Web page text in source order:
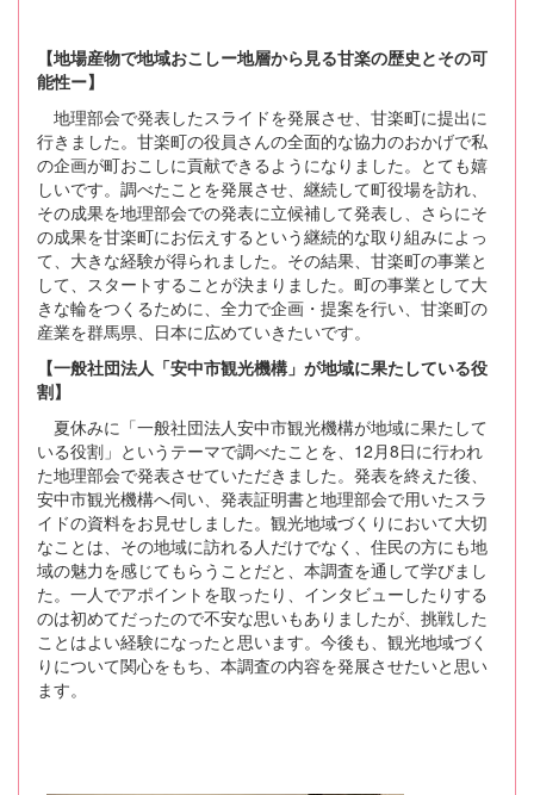
【地場産物で地域おこしー地層から見る甘楽の歴史とその可
能性ー】
地理部会で発表したスライドを発展させ、甘楽町に提出に
行きました。甘楽町の役員さんの全面的な協力のおかげで私
の企画が町おこしに貢献できるようになりました。とても嬉
しいです。調べたことを発展させ、継続して町役場を訪れ、
その成果を地理部会での発表に立候補して発表し、さらにそ
の成果を甘楽町にお伝えするという継続的な取り組みによっ
て、大きな経験が得られました。その結果、甘楽町の事業と
して、スタートすることが決まりました。町の事業として大
きな輪をつくるために、全力で企画・提案を行い、甘楽町の
産業を群馬県、日本に広めていきたいです。
【一般社団法人「安中市観光機構」が地域に果たしている役
割】
夏休みに「一般社団法人安中市観光機構が地域に果たして
いる役割」というテーマで調べたことを、12月8日に行われ
た地理部会で発表させていただきました。発表を終えた後、
安中市観光機構へ伺い、発表証明書と地理部会で用いたスラ
イドの資料をお見せしました。観光地域づくりにおいて大切
なことは、その地域に訪れる人だけでなく、住民の方にも地
域の魅力を感じてもらうことだと、本調査を通して学びまし
た。一人でアポイントを取ったり、インタビューしたりする
のは初めてだったので不安な思いもありましたが、挑戦した
ことはよい経験になったと思います。今後も、観光地域づく
りについて関心をもち、本調査の内容を発展させたいと思い
ます。